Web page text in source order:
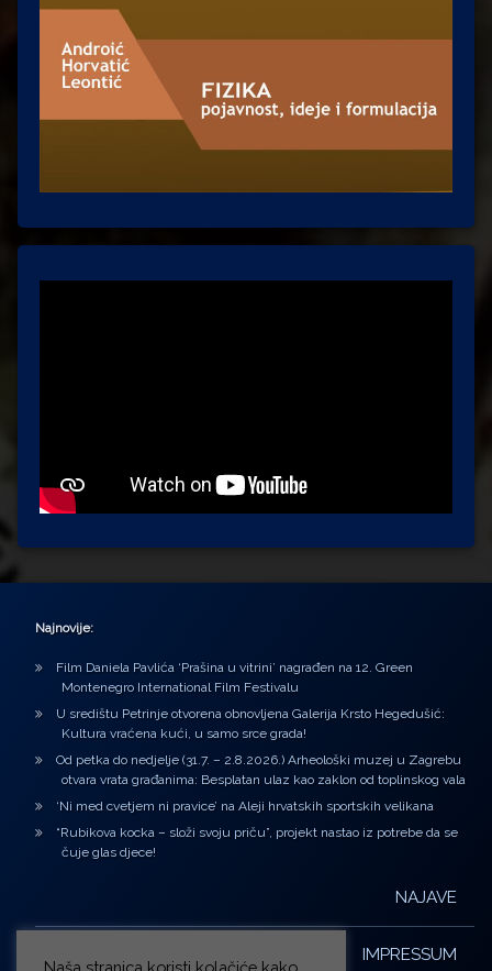
Najnovije:
Film Daniela Pavlića ‘Prašina u vitrini’ nagrađen na 12. Green
Montenegro International Film Festivalu
U središtu Petrinje otvorena obnovljena Galerija Krsto Hegedušić:
Kultura vraćena kući, u samo srce grada!
Od petka do nedjelje (31.7. – 2.8.2026.) Arheološki muzej u Zagrebu
otvara vrata građanima: Besplatan ulaz kao zaklon od toplinskog vala
‘Ni med cvetjem ni pravice’ na Aleji hrvatskih sportskih velikana
“Rubikova kocka – složi svoju priču”, projekt nastao iz potrebe da se
čuje glas djece!
NAJAVE
IMPRESSUM
Naša stranica koristi kolačiće kako